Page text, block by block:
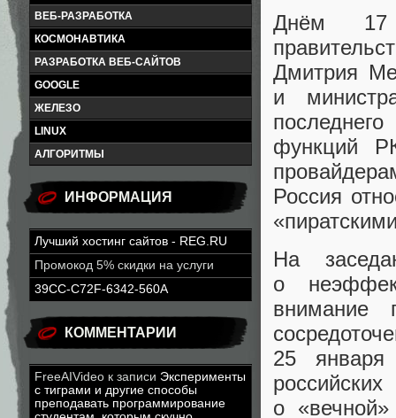
ВЕБ-РАЗРАБОТКА
КОСМОНАВТИКА
РАЗРАБОТКА ВЕБ-САЙТОВ
GOOGLE
ЖЕЛЕЗО
LINUX
АЛГОРИТМЫ
ИНФОРМАЦИЯ
Лучший хостинг сайтов - REG.RU
Промокод 5% скидки на услуги
39CC-C72F-6342-560A
КОММЕНТАРИИ
FreeAIVideo к записи Эксперименты
с тиграми и другие способы
преподавать программирование
Днём 17
Дмитрия
и
функций
Россия
«
На
о
внимание
25
о